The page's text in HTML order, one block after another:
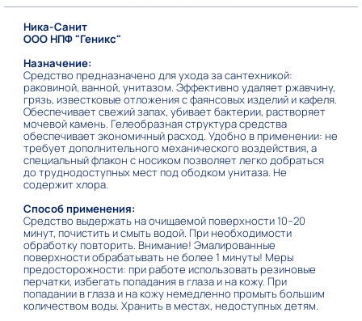
Ника-Санит
ООО НПФ "Геникс"
Назначение:
Средство предназначено для ухода за сантехникой:
раковиной, ванной, унитазом. Эффективно удаляет ржавчину,
грязь, известковые отложения с фаянсовых изделий и кафеля.
Обеспечивает свежий запах, убивает бактерии, растворяет
мочевой камень. Гелеобразная структура средства
обеспечивает экономичный расход. Удобно в применении: не
требует дополнительного механического воздействия, а
специальный флакон с носиком позволяет легко добраться
до труднодоступных мест под ободком унитаза. Не
содержит хлора.
Способ применения:
Средство выдержать на очищаемой поверхности 10–20
минут, почистить и смыть водой. При необходимости
обработку повторить. Внимание! Эмалированные
поверхности обрабатывать не более 1 минуты! Меры
предосторожности: при работе использовать резиновые
перчатки, избегать попадания в глаза и на кожу. При
попадании в глаза и на кожу немедленно промыть большим
количеством воды. Хранить в местах, недоступных детям.